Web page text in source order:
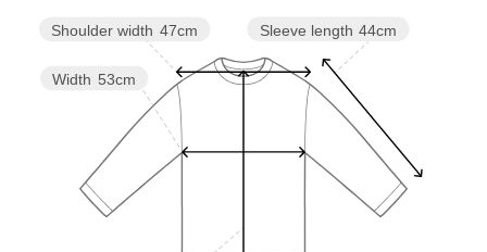
Sleeve length 44cm
Width 53cm
Shoulder width 47cm